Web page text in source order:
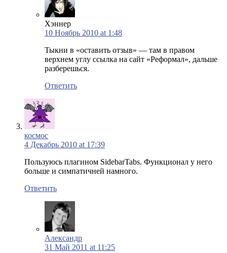
Хэннер
10 Ноябрь 2010 at 1:48
Тыкни в «оставить отзыв» — там в правом
верхнем углу ссылка на сайт «Реформал», дальше
разберешься.
Ответить
космос
4 Декабрь 2010 at 17:39
Пользуюсь плагином SidebarTabs. Функционал у него
больше и симпатичней намного.
Ответить
Александр
31 Май 2011 at 11:25